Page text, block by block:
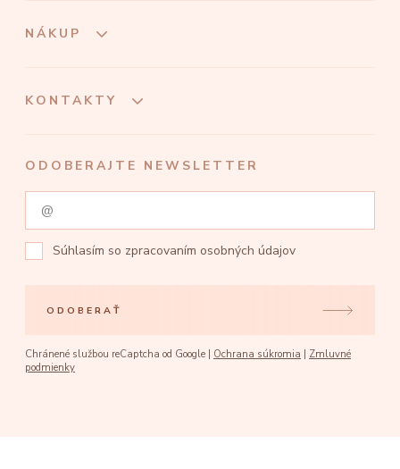
NÁKUP
KONTAKTY
ODOBERAJTE NEWSLETTER
Súhlasím so zpracovaním osobných údajov
ODOBERAŤ
Chránené službou reCaptcha od Google | Ochrana súkromia
Zmluvné
podmienky